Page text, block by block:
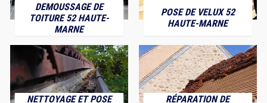
DEMOUSSAGE DE
TOITURE 52 HAUTE-
MARNE
POSE DE VELUX 52
HAUTE-MARNE
NETTOYAGE ET POSE
RÉPARATION DE